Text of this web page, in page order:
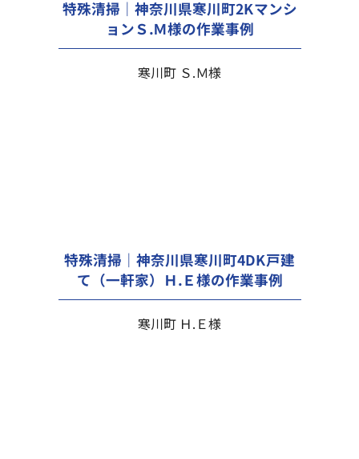
特殊清掃｜神奈川県寒川町2Kマンシ
ョンＳ.Ｍ様の作業事例
寒川町 Ｓ.Ｍ様
特殊清掃｜神奈川県寒川町4DK戸建
て（一軒家）Ｈ.Ｅ様の作業事例
寒川町 Ｈ.Ｅ様